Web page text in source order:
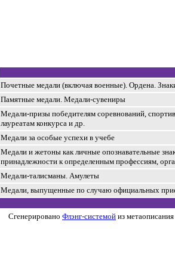
Почетные медали (включая военные). Ордена.
Памятные медали. Медали-сувениры
Медали-призы победителям соревнований,
лауреатам конкурса и др.
Медали за особые успехи в учебе
Медали и жетоны как личные опознавательные
принадлежности к определенным профессиям,
Медали-талисманы. Амулеты
Медали, выпущенные по случаю официальных
Сгенерировано Флэнг-системой из